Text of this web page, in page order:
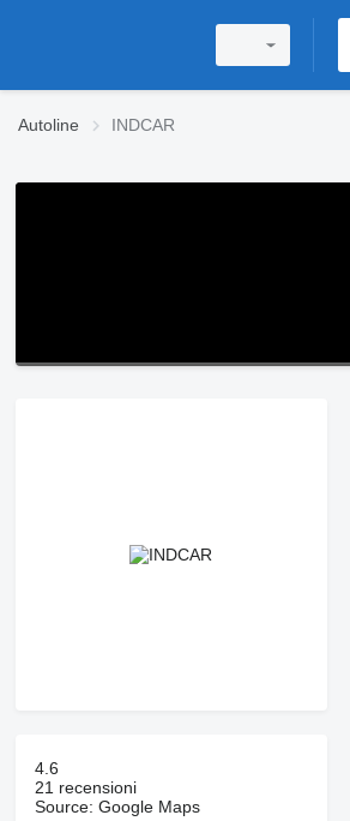
Autoline INDCAR
4.6
21 recensioni
Source: Google Maps